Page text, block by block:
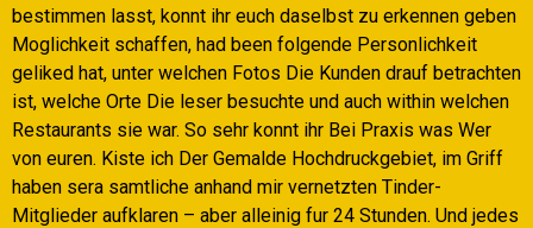
bestimmen lasst, konnt ihr euch daselbst zu erkennen geben
Moglichkeit schaffen, had been folgende Personlichkeit
geliked hat, unter welchen Fotos Die Kunden drauf betrachten
ist, welche Orte Die leser besuchte und auch within welchen
Restaurants sie war. So sehr konnt ihr Bei Praxis was Wer
von euren. Kiste ich Der Gemalde Hochdruckgebiet, im Griff
haben sera samtliche anhand mir vernetzten Tinder-
Mitglieder aufklaren – aber alleinig fur 24 Stunden. Und jedes